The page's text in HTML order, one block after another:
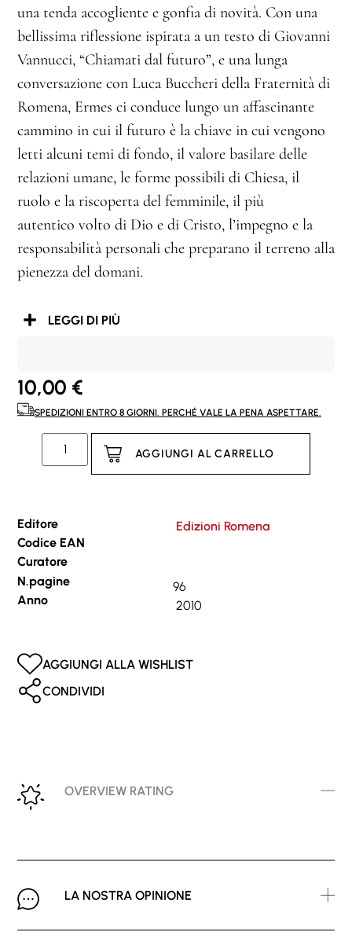
una tenda accogliente e gonfia di novità. Con una
bellissima riflessione ispirata a un testo di Giovanni
Vannucci, “Chiamati dal futuro”, e una lunga
conversazione con Luca Buccheri della Fraternità di
Romena, Ermes ci conduce lungo un affascinante
cammino in cui il futuro è la chiave in cui vengono
letti alcuni temi di fondo, il valore basilare delle
relazioni umane, le forme possibili di Chiesa, il
ruolo e la riscoperta del femminile, il più
autentico volto di Dio e di Cristo, l’impegno e la
responsabilità personali che preparano il terreno alla
pienezza del domani.
LEGGI DI PIÙ
10,00 €
SPEDIZIONI ENTRO 8 GIORNI. PERCHÉ VALE LA PENA ASPETTARE.
AGGIUNGI AL CARRELLO
Editore
Edizioni Romena
Codice EAN
Curatore
N.pagine
96
Anno
2010
AGGIUNGI ALLA WISHLIST
CONDIVIDI
OVERVIEW RATING
LA NOSTRA OPINIONE